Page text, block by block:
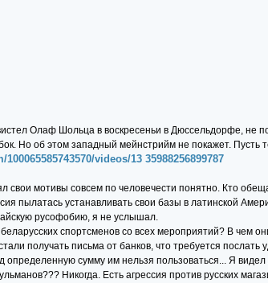
Олаф Шольца в воскресеньи в Дюссельдорфе, не
Но об этом западный мейнстрийм не покажет.
videos/13 35988256899787
свои мотивы совсем по человечести понятно. Кто
пылатась устанавливать свои базы в латинской
русофобию, я не услышал.
спортсменов со всех мероприятий? В чем
получать письма от банков, что требуется
определенную сумму им нельзя пользоваться... Я
Никогда. Есть агрессия против русских